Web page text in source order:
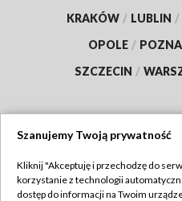
KRAKÓW / LUBLIN /
OPOLE /
SZCZECIN /
Szanujemy Twoją prywatność
Kliknij "Akceptuję i przechodzę do
korzystanie z technologii
dostęp do informacji na Twoim